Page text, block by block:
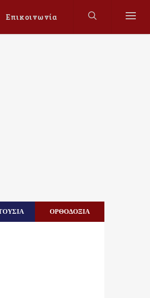
Επικοινωνία
ΟΡΘΟΔΟΞΙΑ